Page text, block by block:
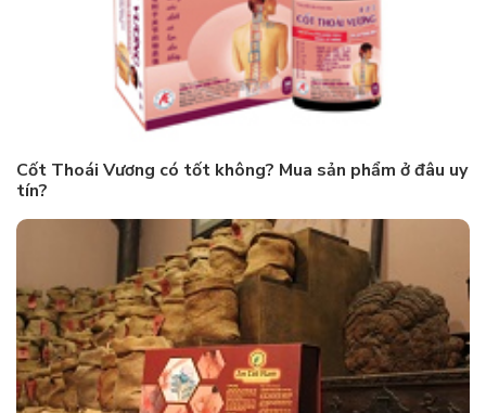
Cốt Thoái Vương có tốt không? Mua sản phẩm ở đâu uy
tín?